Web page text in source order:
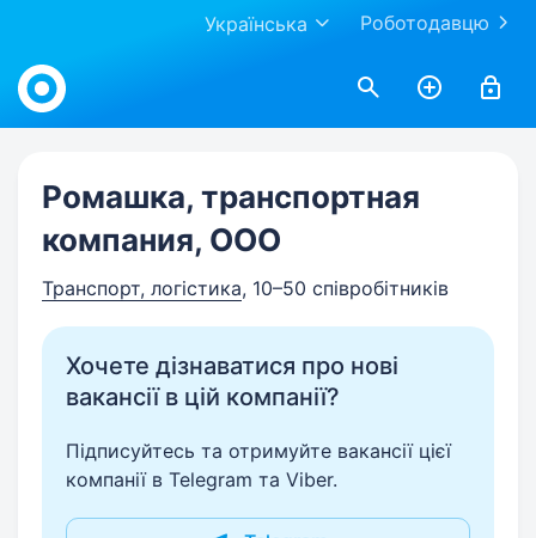
Роботодавцю
Українська
Work.ua
Ромашка, транспортная
компания, ООО
Транспорт, логістика, 10–50 співробітників
Хочете дізнаватися про нові
вакансії в цій компанії?
Підписуйтесь та отримуйте вакансії цієї
компанії в Telegram та Viber.